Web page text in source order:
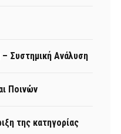
Συστημική Ανάλυση
Ποινών
της κατηγορίας